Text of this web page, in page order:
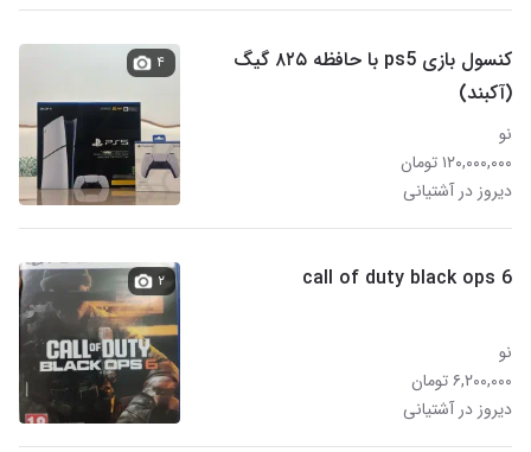
کنسول بازی ps5 با حافظه ۸۲۵ گیگ
(آکبند)
نو
۱۲۰,۰۰۰,۰۰۰ تومان
دیروز در آشتیانی
۴
call of duty black ops 6
نو
۶,۲۰۰,۰۰۰ تومان
دیروز در آشتیانی
۲